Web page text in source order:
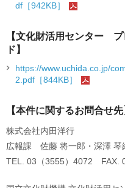
df［942KB］
【文化財活用センター
ド】
https://www.uchida.co.jp/
2.pdf［844KB］
【本件に関するお問合せ先
株式会社内田洋行
広報課 佐藤 将一郎・深澤 琴
TEL. 03（3555）4072 FAX.